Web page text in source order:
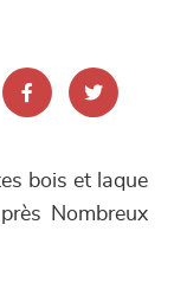
bois et laque
Nombreux